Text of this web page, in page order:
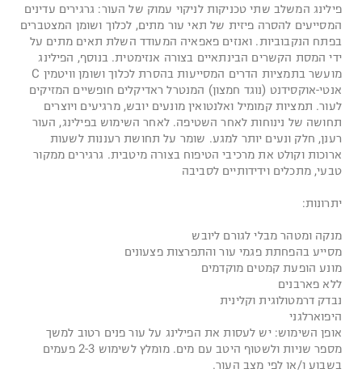
פילינג המשלב שתי טכניקות לניקוי עמוק של העור: גרגירים עדינים
המסייעים להסרה פיזית של תאי עור מתים, לכלוך ושומן המצטברים
בפתח הנקבוביות. ואנזים פאפאיה המעודד השלת תאים מתים על
ידי המסת הקשרים הבינתאיים בצורה אנזימטית. בנוסף, הפילינג
מועשר בתמציות הדרים המסייעות בהסרת לכלוך ושומן וויטמין C
אנטי-אוקסידנט (נוגד חמצון) המנטרל ראדיקלים חופשיים המזיקים
לעור. תמציות קמומיל ואלנטואין מונעים יובש, מרגיעים ויוצרים
תחושה של נינוחות לאחר השטיפה. לאחר השימוש בפילינג, העור
רענן, חלק ונעים יותר למגע. שומר על תחושת רעננות לשעות
ארוכות וקולט את מרכיבי הטיפוח בצורה מיטבית. גרגירים ממקור
טבעי, מתכלים וידידותיים לסביבה
יתרונות:
מנקה ומטהר מבלי לגורם ליובש
מסייע בהפחתת פגמי עור והתפרצות פצעונים
מונע הופעת קמטים מוקדמים
ללא פארבנים
נבדק דרמטולוגית וקלינית
היפוארלגני
אופן השימוש: יש לעסות את הפילינג על עור פנים רטוב למשך
מספר שניות ולשטוף היטב עם מים. מומלץ לשימוש 2-3 פעמים
בשבוע ו/או לפי מצב העור.